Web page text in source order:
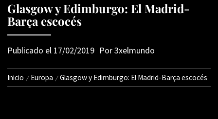
Glasgow y Edimburgo: El Madrid-
Barça escocés
Publicado el 17/02/2019 Por3xelmundo
Inicio Europa Glasgow y Edimburgo: El Madrid-Barça escocés